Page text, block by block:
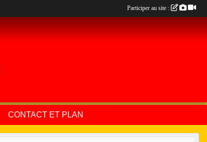
CONTACT ET PLAN
Participer au site :